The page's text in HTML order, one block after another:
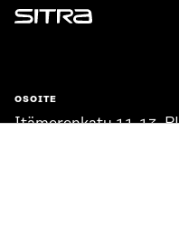
Sitra
OSOITE
Itämerenkatu 11-13,